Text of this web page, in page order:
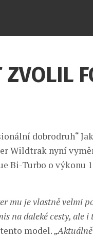
dobrodruh“
Wildtrak nyní
Bi-Turbo o výkonu
je vlastně velmi
na daleké cesty, ale i
model. „Aktuálně